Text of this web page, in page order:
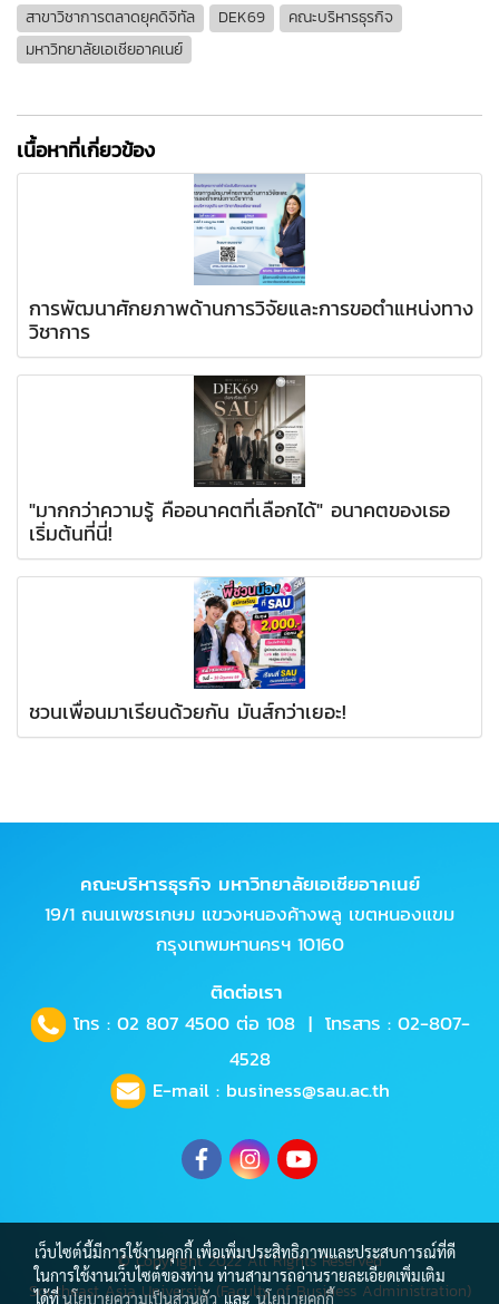
สาขาวิชาการตลาดยุคดิจิทัล DEK69
คณะบริหารธุรกิจ
มหาวิทยาลัยเอเชียอาคเนย์
เนื้อหาที่เกี่ยวข้อง
การพัฒนาศักยภาพด้านการวิจัยและการขอตำแหน่งทาง
วิชาการ
"มากกว่าความรู้ คืออนาคตที่เลือกได้" อนาคตของเธอ
เริ่มต้นที่นี่!
ชวนเพื่อนมาเรียนด้วยกัน มันส์กว่าเยอะ!
คณะบริหารธุรกิจ มหาวิทยาลัยเอเชียอาคเนย์
19/1 ถนนเพชรเกษม แขวงหนองค้างพลู เขตหนองแขม
กรุงเทพมหานครฯ 10160
ติดต่อเรา
โทร : 02 807 4500ต่อ 108 | โทรสาร : 02-807-
4528
E-mail : business@sau.ac.th
© Copyright 2022 All Rights Reserved
Southeast Asia University (Faculty of Business Administration)
เว็บไซต์นี้มีการใช้งานคุกกี้ เพื่อเพิ่มประสิทธิภาพและประสบการณ์ที่ดี
ในการใช้งานเว็บไซต์ของท่าน ท่านสามารถอ่านรายละเอียดเพิ่มเติม
ได้ที่นโยบายความเป็นส่วนตัวและนโยบายคุกกี้